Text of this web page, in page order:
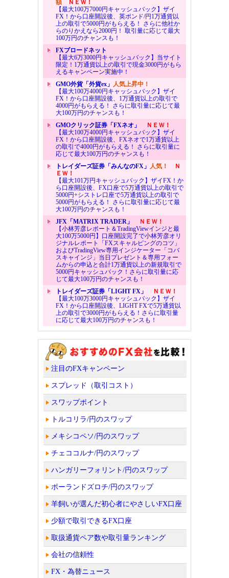
額 ＮＥＷ！
【最大100万7000円キャッシュバック】ザイ
FX！から口座開設後、英ポンド/円1万通貨以
上の取引で5000円がもらえる！ さらに他社か
らのりかえなら2000円！ 取引量に応じて最大
100万円のチャンスも！
FXブロードネット
【最大6万3000円キャッシュバック】当サイト
限定！1万通貨以上の取引で現金3000円がもら
えるキャンペーン実施中！
GMO外貨「外貨ex」 人気上昇中！
【最大100万4000円キャッシュバック】ザイ
FX！から口座開設後、1万通貨以上の取引で
4000円がもらえる！ さらに取引量に応じて最
大100万円のチャンスも！
GMOクリック証券「FXネオ」
ＮＥＷ！
【最大100万4000円キャッシュバック】ザイ
FX！から口座開設後、FXネオで1万通貨以上
の取引で4000円がもらえる！ さらに取引量に
応じて最大100万円のチャンスも！
トレイダーズ証券「みんなのFX」 人気！
Ｎ
ＥＷ！
【最大101万円キャッシュバック】ザイFX！か
ら口座開設後、FX口座で5万通貨以上の取引で
5000円+シストレ口座で5万通貨以上の取引で
5000円がもらえる！ さらに取引量に応じて最
大100万円のチャンスも！
JFX「MATRIX TRADER」
ＮＥＷ！
【小林芳彦レポート＆TradingViewインジと最
大100万5000円】口座開設完了で小林芳彦オリ
ジナルレポート「FXスキャルピングのコツ」
およびTradingView専用インジケーター「コバ
スキャインジ」当日プレゼント＆専用フォー
ムからの申込と合計1万通貨以上の新規取引で
5000円キャッシュバック！さらに取引量に応
じて最大100万円のチャンスも！
トレイダーズ証券「LIGHT FX」
ＮＥＷ！
【最大100万3000円キャッシュバック】ザイ
FX！から口座開設後、LIGHT FXで5万通貨以
上の取引で3000円がもらえる！さらに取引量
に応じて最大100万円のチャンスも！
注目のFXキャンペーン
スプレッド（取引コスト）
スワップポイント
トルコリラ/円のスワップ
メキシコペソ/円のスワップ
チェココルナ/円のスワップ
ハンガリーフォリント/円のスワップ
ポーランドズロチ/円のスワップ
羊飼いが選んだ初心者にやさしいFX口座
少額で取引できるFX口座
取扱通貨ペア数や取引量ランキング
会社の信頼性
FX・為替ニュース